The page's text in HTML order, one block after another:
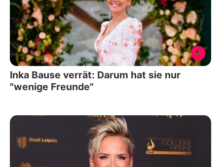
Inka Bause verrät: Darum hat sie nur
"wenige Freunde"